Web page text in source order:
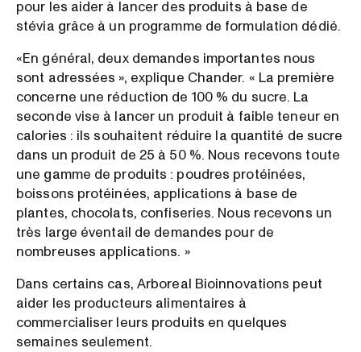
pour les aider à lancer des produits à base de
stévia grâce à un programme de formulation dédié.
«En général, deux demandes importantes nous
sont adressées », explique Chander. « La première
concerne une réduction de 100 % du sucre. La
seconde vise à lancer un produit à faible teneur en
calories : ils souhaitent réduire la quantité de sucre
dans un produit de 25 à 50 %. Nous recevons toute
une gamme de produits : poudres protéinées,
boissons protéinées, applications à base de
plantes, chocolats, confiseries. Nous recevons un
très large éventail de demandes pour de
nombreuses applications. »
Dans certains cas, Arboreal Bioinnovations peut
aider les producteurs alimentaires à
commercialiser leurs produits en quelques
semaines seulement.